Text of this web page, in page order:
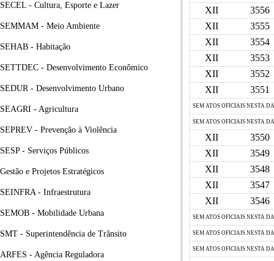
SECEL - Cultura, Esporte e Lazer
SEMMAM - Meio Ambiente
SEHAB - Habitação
SETTDEC - Desenvolvimento Econômico
SEDUR - Desenvolvimento Urbano
SEAGRI - Agricultura
SEPREV - Prevenção à Violência
SESP - Serviços Públicos
Gestão e Projetos Estratégicos
SEINFRA - Infraestrutura
SEMOB - Mobilidade Urbana
SMT - Superintendência de Trânsito
ARFES - Agência Reguladora
XII
3556
XII
3555
XII
3554
XII
3553
XII
3552
XII
3551
SEM ATOS OFICIAIS NESTA
SEM ATOS OFICIAIS NESTA
XII
3550
XII
3549
XII
3548
XII
3547
XII
3546
SEM ATOS OFICIAIS NESTA
SEM ATOS OFICIAIS NESTA
SEM ATOS OFICIAIS NESTA